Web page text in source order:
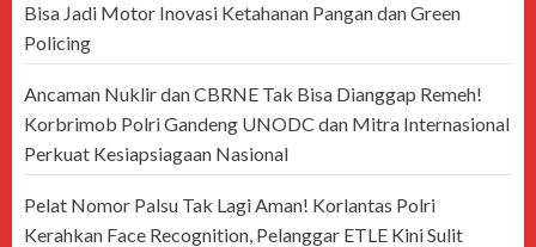
Bisa Jadi Motor Inovasi Ketahanan Pangan dan Green
Policing
Ancaman Nuklir dan CBRNE Tak Bisa Dianggap Remeh!
Korbrimob Polri Gandeng UNODC dan Mitra Internasional
Perkuat Kesiapsiagaan Nasional
Pelat Nomor Palsu Tak Lagi Aman! Korlantas Polri
Kerahkan Face Recognition, Pelanggar ETLE Kini Sulit